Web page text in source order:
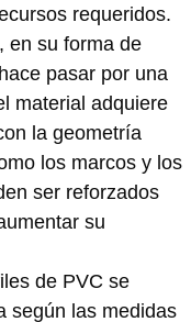
requeridos.
en su forma de
pasar por una
material adquiere
la geometría
los marcos y los
ser reforzados
su
de PVC se
según las medidas